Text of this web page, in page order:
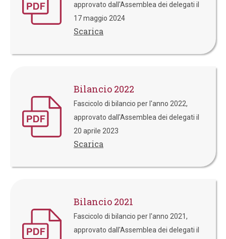
approvato dall'Assemblea dei delegati il
17 maggio 2024
Scarica
Bilancio 2022
Fascicolo di bilancio per l'anno 2022,
approvato dall'Assemblea dei delegati il
20 aprile 2023
Scarica
Bilancio 2021
Fascicolo di bilancio per l'anno 2021,
approvato dall'Assemblea dei delegati il